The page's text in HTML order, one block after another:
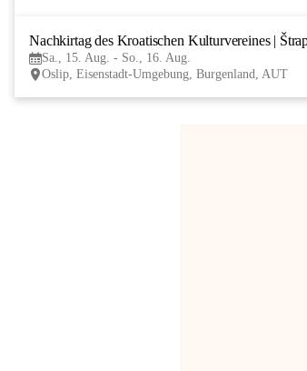
Nachkirtag des Kroatischen Kulturvereines |
Sa., 15. Aug. - So., 16. Aug.
Oslip, Eisenstadt-Umgebung, Burgenland, AUT